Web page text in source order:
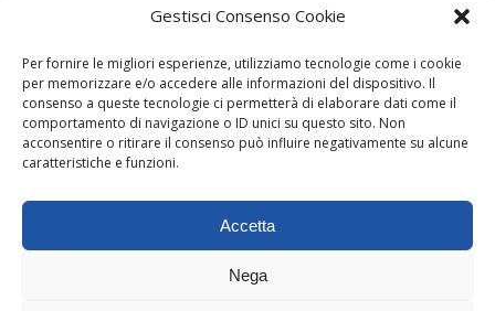
Gestisci Consenso Cookie
Per fornire le migliori esperienze, utilizziamo tecnologie come i cookie
per memorizzare e/o accedere alle informazioni del dispositivo. Il
consenso a queste tecnologie ci permetterà di elaborare dati come il
comportamento di navigazione o ID unici su questo sito. Non
acconsentire o ritirare il consenso può influire negativamente su alcune
caratteristiche e funzioni.
Accetta
Nega
Materassi ignifughi in poliuretano espanso LINEA
OSPEDALIERA
Materassi ignifughi in poliuretano espanso non
sfoderabili
Materassi ortopedici ignifughi a molle